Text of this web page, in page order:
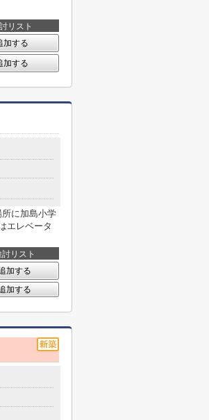
リスト
加する
加する
所に加島小学
エレベータ
討リスト
加する
加する